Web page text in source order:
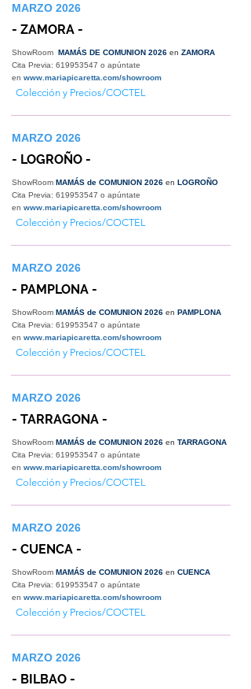
MARZO 2026
- ZAMORA -
ShowRoom MAMÁS DE COMUNION 2026 en ZAMORA
Cita Previa: 619953547 o apúntate
en www.mariapicaretta.com/showroom
Colección y Precios/COCTEL
MARZO 2026
- LOGROÑO -
ShowRoom MAMÁS de COMUNION 2026 en LOGROÑO
Cita Previa: 619953547 o apúntate
en www.mariapicaretta.com/showroom
Colección y Precios/COCTEL
MARZO 2026
- PAMPLONA -
ShowRoom MAMÁS de COMUNION 2026 en PAMPLONA
Cita Previa: 619953547 o apúntate
en www.mariapicaretta.com/showroom
Colección y Precios/COCTEL
MARZO 2026
- TARRAGONA -
ShowRoom MAMÁS de COMUNION 2026 en TARRAGONA
Cita Previa: 619953547 o apúntate
en www.mariapicaretta.com/showroom
Colección y Precios/COCTEL
MARZO 2026
- CUENCA -
ShowRoom MAMÁS de COMUNION 2026 en CUENCA
Cita Previa: 619953547 o apúntate
en www.mariapicaretta.com/showroom
Colección y Precios/COCTEL
MARZO 2026
- BILBAO -